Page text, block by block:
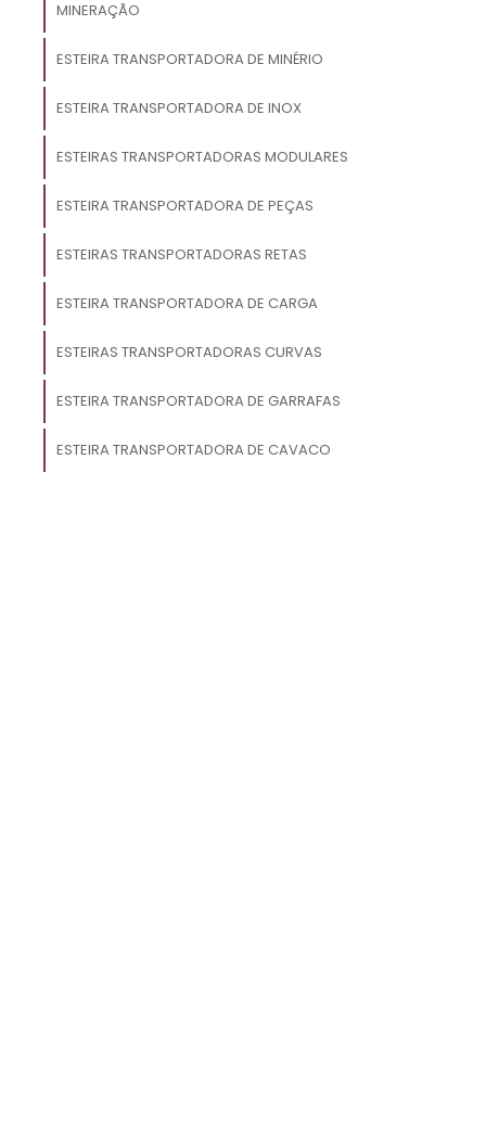
MINERAÇÃO
ESTEIRA TRANSPORTADORA DE MINÉRIO
ESTEIRA TRANSPORTADORA DE INOX
ESTEIRAS TRANSPORTADORAS MODULARES
ESTEIRA TRANSPORTADORA DE PEÇAS
ESTEIRAS TRANSPORTADORAS RETAS
ESTEIRA TRANSPORTADORA DE CARGA
ESTEIRAS TRANSPORTADORAS CURVAS
ESTEIRA TRANSPORTADORA DE GARRAFAS
ESTEIRA TRANSPORTADORA DE CAVACO